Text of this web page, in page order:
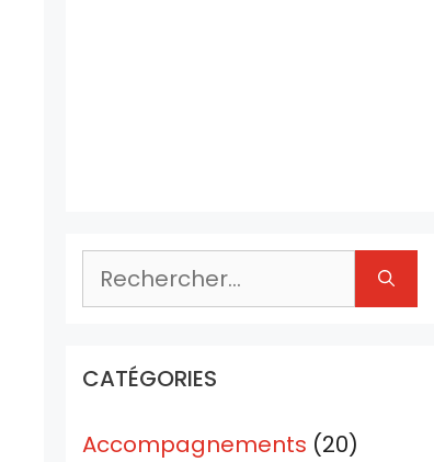
Rechercher :
CATÉGORIES
Accompagnements (20)